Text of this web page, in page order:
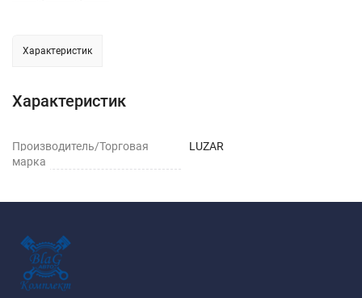
Характеристик
Характеристик
Производитель/Торговая
марка
LUZAR